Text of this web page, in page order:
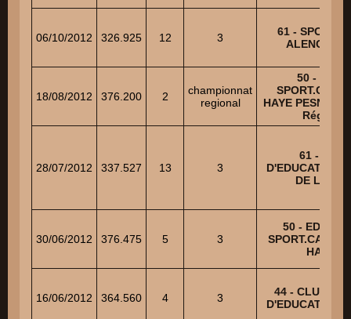
06/10/2012 326.925 12 3
61 - SPORT
18/08/2012 376.200 2
championnat
regional
50 -
HAYE PESNEL -
Régional
28/07/2012 337.527 13 3
61 -
D'EDUCATION
DE
30/06/2012 376.475 5 3
50 -
HAGUE
16/06/2012 364.560 4 3
44 - CLUB
D'EDUCATION